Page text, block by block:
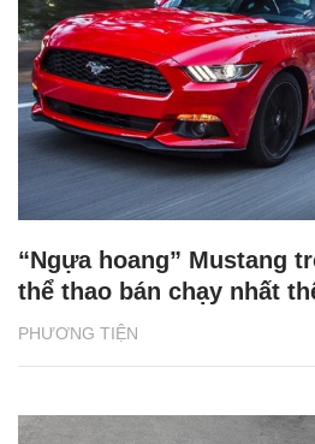
PHƯƠNG TIỆN
“Ngựa hoang” Mustang
thể thao bán chạy nhất